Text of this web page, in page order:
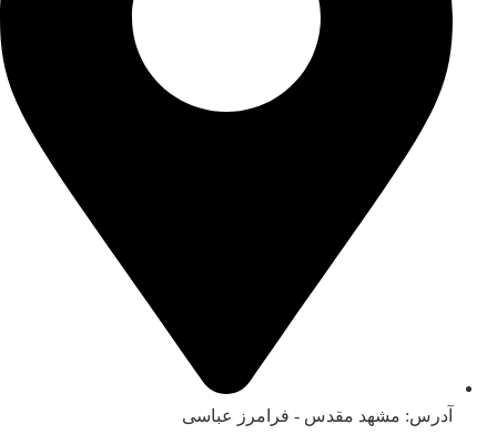
آدرس:‌ مشهد مقدس - فرامرز عباسی